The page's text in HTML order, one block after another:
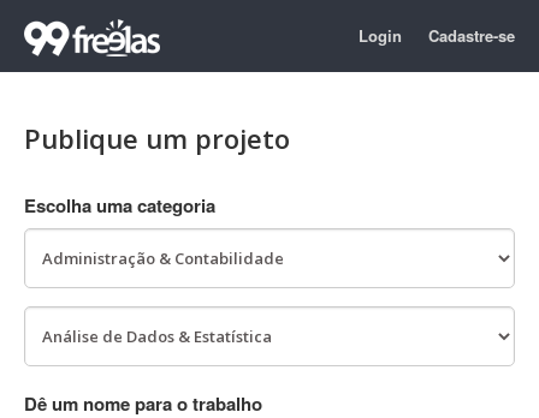
Login Cadastre-se
Publique um projeto
Escolha uma categoria
Dê um nome para o trabalho